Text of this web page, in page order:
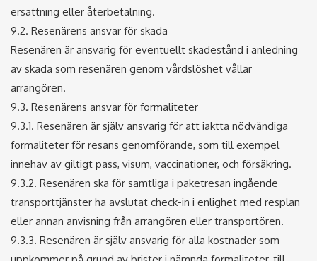
ersättning eller återbetalning.
9.2. Resenärens ansvar för skada
Resenären är ansvarig för eventuellt skadestånd i anledning
av skada som resenären genom vårdslöshet vållar
arrangören.
9.3. Resenärens ansvar för formaliteter
9.3.1. Resenären är själv ansvarig för att iaktta nödvändiga
formaliteter för resans genomförande, som till exempel
innehav av giltigt pass, visum, vaccinationer, och försäkring.
9.3.2. Resenären ska för samtliga i paketresan ingående
transporttjänster ha avslutat check-in i enlighet med resplan
eller annan anvisning från arrangören eller transportören.
9.3.3. Resenären är själv ansvarig för alla kostnader som